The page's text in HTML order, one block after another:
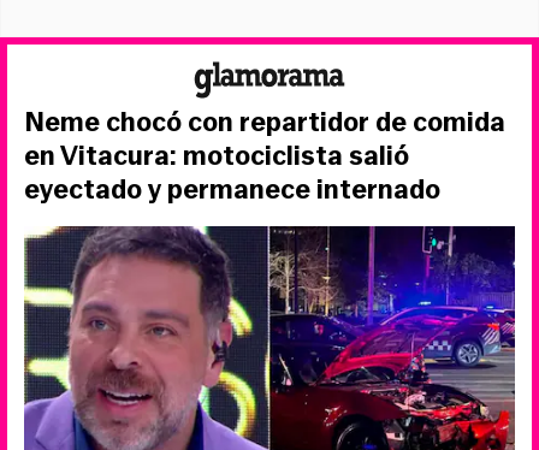
Neme chocó con repartidor de comida
en Vitacura: motociclista salió
eyectado y permanece internado